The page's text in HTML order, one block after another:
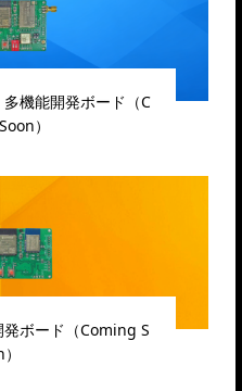
機能開発ボード（C
）
ボード（Coming S